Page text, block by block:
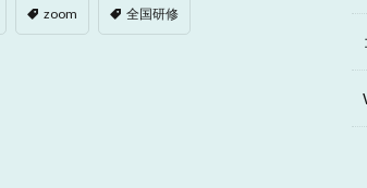
zoom 全国研修